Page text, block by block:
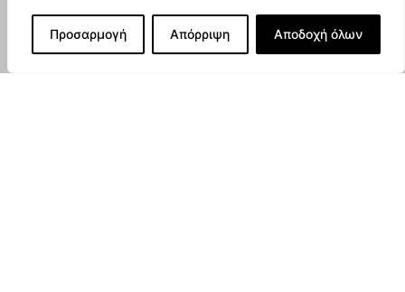
Προσαρμογή Απόρριψη Αποδοχή όλων
38.968789, 22.121161